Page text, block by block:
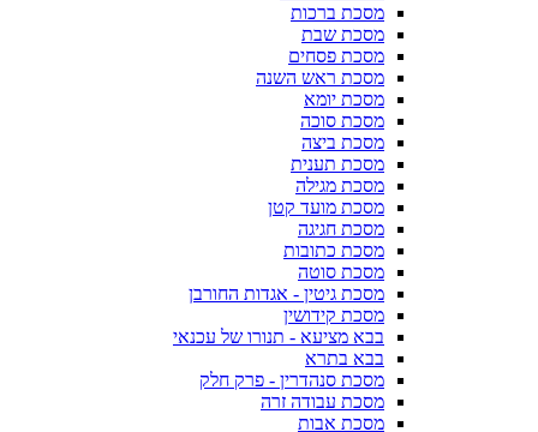
מסכת ברכות
מסכת שבת
מסכת פסחים
מסכת ראש השנה
מסכת יומא
מסכת סוכה
מסכת ביצה
מסכת תענית
מסכת מגילה
מסכת מועד קטן
מסכת חגיגה
מסכת כתובות
מסכת סוטה
מסכת גיטין - אגדות החורבן
מסכת קידושין
בבא מציעא - תנורו של עכנאי
בבא בתרא
מסכת סנהדרין - פרק חלק
מסכת עבודה זרה
מסכת אבות